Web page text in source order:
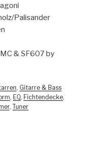
Palisander
& SF607 by
, Gitarre & Bass
, EQ, Fichtendecke,
, Tuner